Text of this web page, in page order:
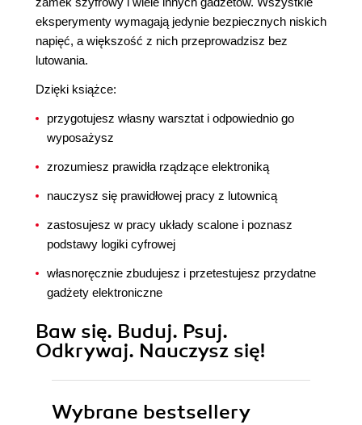
eksperymenty wymagają jedynie bezpiecznych niskich
napięć, a większość z nich przeprowadzisz bez
lutowania.
Dzięki książce:
przygotujesz własny warsztat i odpowiednio go
wyposażysz
zrozumiesz prawidła rządzące elektroniką
nauczysz się prawidłowej pracy z lutownicą
zastosujesz w pracy układy scalone i poznasz
podstawy logiki cyfrowej
własnoręcznie zbudujesz i przetestujesz przydatne
gadżety elektroniczne
Baw się. Buduj. Psuj.
Odkrywaj. Nauczysz się!
Wybrane bestsellery